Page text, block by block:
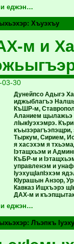
еджэн…
Хъуэхъу
м и
03-30
Дунейпсо Адыгэ
иджыблагъэ
КъШР-м,
Аланием щылажьэ
лIыкIуэхэмрэ.
Тыркум, Сирием,
я хасэхэм я
Iэтащхьэм и
КъБР-м и
управленэм и
IуэхущIапIэхэм
КIурашын Анзор,
Кавказ Ищхъэрэ
ДАХ-м и
еджэн…
Лъэпкъ